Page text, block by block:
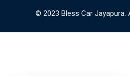
© 2023 Bless Car Jayapura.